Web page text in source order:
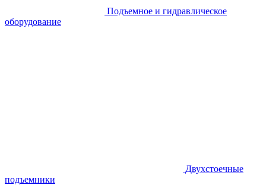
Подъемное и гидравлическое
оборудование
Двухстоечные
подъемники